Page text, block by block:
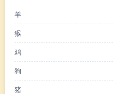
羊
猴
鸡
狗
猪